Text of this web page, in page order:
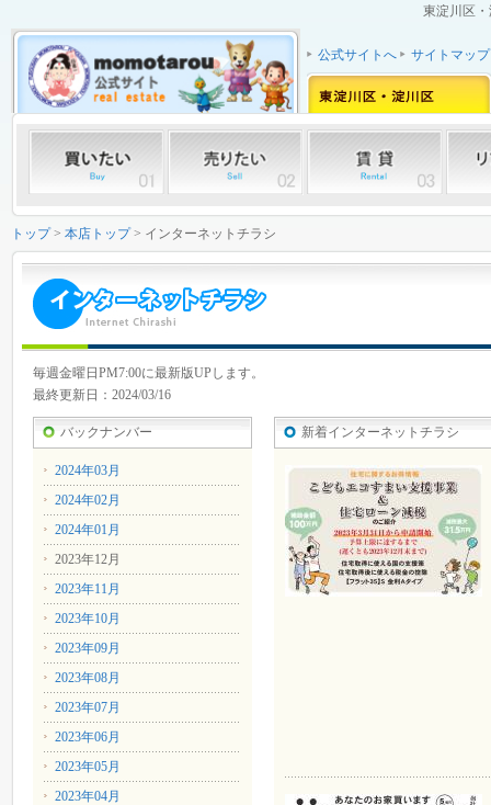
東淀川区
公式サイトへ サイトマップ
トップ> 本店トップ> インターネットチラシ
毎週金曜日PM7:00に最新版UPします。
最終更新日：2024/03/16
バックナンバー
2024年03月
2024年02月
2024年01月
2023年12月
2023年11月
2023年10月
2023年09月
2023年08月
2023年07月
2023年06月
2023年05月
2023年04月
新着インターネットチラシ